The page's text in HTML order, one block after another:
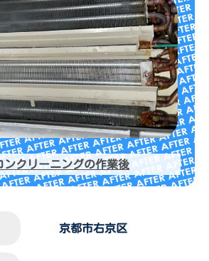
ンクリーニングの作業後
京都市右京区